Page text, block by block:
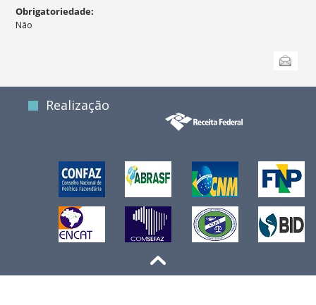
Obrigatoriedade:
Não
Realização